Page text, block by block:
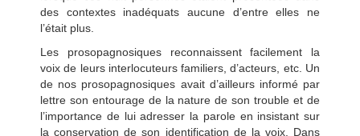
des contextes inadéquats aucune d’entre elles ne
l’était plus.
Les prosopagnosiques reconnaissent facilement la
voix de leurs interlocuteurs familiers, d’acteurs, etc. Un
de nos prosopagnosiques avait d’ailleurs informé par
lettre son entourage de la nature de son trouble et de
l’importance de lui adresser la parole en insistant sur
la conservation de son identification de la voix. Dans